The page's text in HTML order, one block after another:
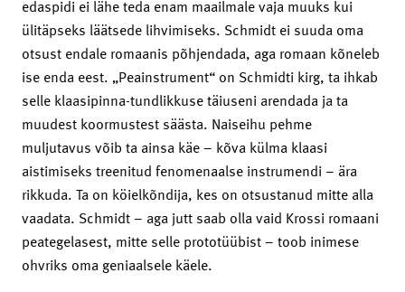
edaspidi ei lähe teda enam maailmale vaja muuks kui
ülitäpseks läätsede lihvimiseks. Schmidt ei suuda oma
otsust endale romaanis põhjendada, aga romaan kõneleb
ise enda eest. „Peainstrument“ on Schmidti kirg, ta ihkab
selle klaasipinna-tundlikkuse täiuseni arendada ja ta
muudest koormustest säästa. Naiseihu pehme
muljutavus võib ta ainsa käe – kõva külma klaasi
aistimiseks treenitud fenomenaalse instrumendi – ära
rikkuda. Ta on köielkõndija, kes on otsustanud mitte alla
vaadata. Schmidt – aga jutt saab olla vaid Krossi romaani
peategelasest, mitte selle prototüübist – toob inimese
ohvriks oma geniaalsele käele.